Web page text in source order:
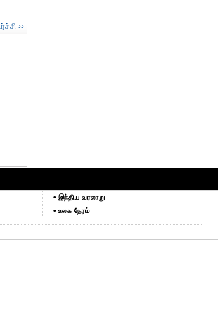
››
• இந்திய வரலாறு
• உலக நேரம்